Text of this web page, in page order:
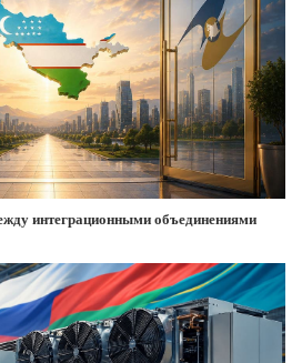
интеграционными объединениями